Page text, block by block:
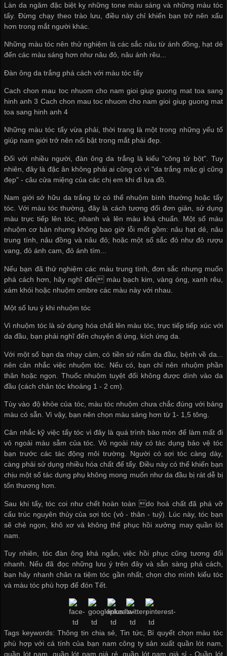
Làn da ngăm đặc biệt kỵ những tone màu sáng và những màu tóc
tẩy. Đừng chạy theo trào lưu, điều này chỉ khiến bạn trở nên xấu
hơn trong mắt người khác.
Những màu tóc nên thử nghiệm là các sắc nâu từ ánh đồng, hạt dẻ
đến các màu sáng hơn như nâu đỏ, nâu ánh rêu...
Đàn ông da trắng phá cách với màu tóc tẩy
Cach chon mau toc nhuom cho nam gioi giup guong mat toa sang
hinh anh 3 Cach chon mau toc nhuom cho nam gioi giup guong mat
toa sang hinh anh 4
Những màu tóc tẩy vừa phải, thời trang là một trong những yếu tố
giúp nam giới trở nên nổi bật trong mắt phái đẹp.
Đối với nhiều người, đàn ông da trắng là kiểu "công tử bột". Tuy
nhiên, đây là đặc ân không phải ai cũng có vì "da trắng mặc gì cũng
đẹp" - câu cửa miệng của các chị em khi đi lựa đồ.
Nam giới sở hữu da trắng từ có thể nhuộm bình thường hoặc tẩy
tóc. Với màu tóc thường, đây là cách tương đối đơn giản, sử dụng
màu trực tiếp lên tóc, nhanh và lên màu khá chuẩn. Một số màu
nhuộm cơ bản nhưng không bao giờ lỗi mốt gồm: nâu hạt dẻ, nâu
trung tính, nâu đồng và nâu đỏ; hoặc một số sắc đỏ như đỏ rượu
vang, đỏ ánh cam, đỏ ánh tím...
Nếu bạn đã thử nghiệm các màu trung tính, đơn sắc nhưng muốn
phá cách hơn, hãy nghĩ đến màu bạch kim, vàng óng, xanh rêu,
xám khói hoặc nhuộm ombre các màu này với nhau.
Một số lưu ý khi nhuộm tóc
Vì nhuộm tóc là sử dụng hóa chất lên màu tóc, trực tiếp tiếp xúc với
da đầu, bạn phải nghĩ đến chuyện dị ứng, kích ứng da.
Với một số bạn da nhạy cảm, có tiền sử nấm da đầu, bệnh về da...
nên cân nhắc việc nhuộm tóc. Nếu có, bạn chỉ nên nhuộm phần
thân hoặc ngọn. Thuốc nhuộm tuyệt đối không được dính vào da
đầu (cách chân tóc khoảng 1 - 2 cm).
Tùy vào độ khỏe của tóc, màu tóc nhuộm chưa chắc đúng với bảng
màu có sẵn. Vì vậy, bạn nên chọn màu sáng hơn từ 1- 1,5 tông.
Cân nhắc kỹ việc tẩy tóc vì đây là quá trình bào mòn để làm mất đi
vỏ ngoài màu sẫm của tóc. Vỏ ngoài này có tác dụng bảo vệ tóc
bạn trước các tác động môi trường. Người có sợi tóc càng dày,
càng phải sử dụng nhiều hóa chất để tẩy. Điều này có thể khiến bạn
chịu một số tác dụng phụ không mong muốn như da đầu bị rát dễ bị
tổn thương hơn.
Sau khi tẩy, tóc coi như chết hoàn toàn do hoá chất đã phá vỡ
cấu trúc nguyên thủy của sợi tóc (vỏ - thân - tuỷ). Lúc này, tóc bạn
sẽ chẻ ngọn, khô xơ và không thể phục hồixưởng may quần lót
nam
Tuy nhiên, tóc đàn ông khá ngắn, việc hồi phục cũng tương đối
nhanh. Nếu đã đọc những lưu ý trên đây và sẵn sàng phá cách,
bạn hãy nhanh chân ra tiệm tóc gần nhất, chọn cho mình kiểu tóc
và màu tóc phù hợp để đón Tết.
Tags keywords: Thông tin chia sẻ, Tin tức, Bí quyết chọn màu tóc
phù hợp với cá tính của bạn nam công ty sản xuất quần lót nam,
quần lót nam, quần lót nam giá rẻ, quần lót nam giá sỉ -Quần lót